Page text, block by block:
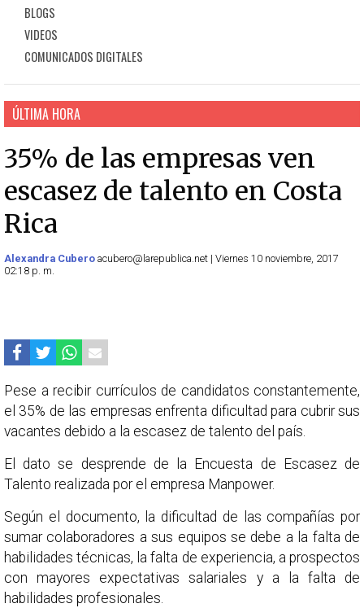
BLOGS
VIDEOS
COMUNICADOS DIGITALES
ÚLTIMA HORA
35% de las empresas ven
escasez de talento en Costa
Rica
Alexandra Cubero acubero@larepublica.net | Viernes 10 noviembre, 2017
02:18 p. m.
Pese a recibir currículos de candidatos constantemente,
el 35% de las empresas enfrenta dificultad para cubrir sus
vacantes debido a la escasez de talento del país.
El dato se desprende de la Encuesta de Escasez de
Talento realizada por el empresa Manpower.
Según el documento, la dificultad de las compañías por
sumar colaboradores a sus equipos se debe a la falta de
habilidades técnicas, la falta de experiencia, a prospectos
con mayores expectativas salariales y a la falta de
habilidades profesionales.